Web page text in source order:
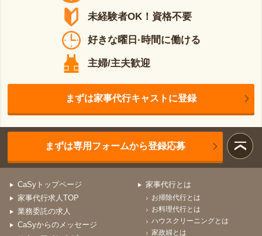
未経験者OK！資格不要
好きな曜日·時間に働ける
主婦/主夫歓迎
まずは家事代行キャストに登録
まずは専用フォームから登録応募
CaSyトップページ
家事代行求人TOP
業務委託の求人
CaSyからのメッセージ
家事代行とは
お掃除代行とは
お料理代行とは
ハウスクリーニングとは
家政婦とは